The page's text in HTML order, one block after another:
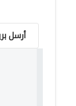
أرسل